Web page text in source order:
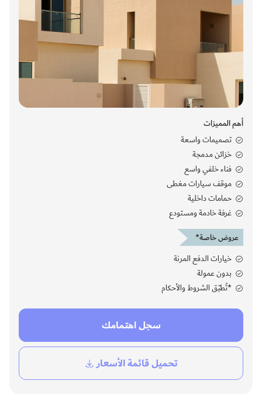
أهم المميزات
تصميمات واسعة
خزائن مدمجة
فناء خلفي واسع
موقف سيارات مغطى
حمامات داخلية
غرفة خادمة ومستودع
عروض خاصة*
خيارات الدفع المرنة
بدون عمولة
*تُطبّق الشروط والأحكام
سجل اهتمامك
تحميل قائمة الأسعار